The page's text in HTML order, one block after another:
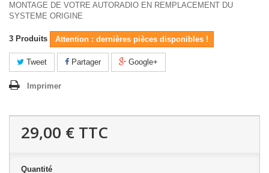
MONTAGE DE VOTRE AUTORADIO EN REMPLACEMENT DU
SYSTEME ORIGINE
3 Produits Attention : dernières pièces disponibles !
Tweet Partager Google+
Imprimer
29,00 € TTC
Quantité